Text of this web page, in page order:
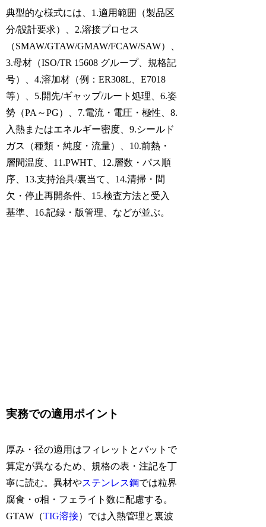
典型的な様式には、1.適用範囲（製品区
分/設計要求）、2.溶接プロセス
（SMAW/GTAW/GMAW/FCAW/SAW）、
3.母材（ISO/TR 15608 グループ、規格記
号）、4.溶加材（例：ER308L、E7018
等）、5.開先/ギャップ/ルート処理、6.姿
勢（PA～PG）、7.電流・電圧・極性、8.
入熱またはエネルギー密度、9.シールド
ガス（種類・純度・流量）、10.前熱・
層間温度、11.PWHT、12.層数・パス順
序、13.支持治具/裏当て、14.清掃・間
欠・停止再開条件、15.検査方法と受入
基準、16.記録・版管理、などが並ぶ。
実務での適用ポイント
厚み・径の適用はフィレットとバットで
算定が異なるため、規格の表・注記を丁
寧に読む。異材やステンレス鋼では粒界
腐食・σ相・フェライト数に配慮する。
GTAW（TIG溶接）では入熱管理と裏波